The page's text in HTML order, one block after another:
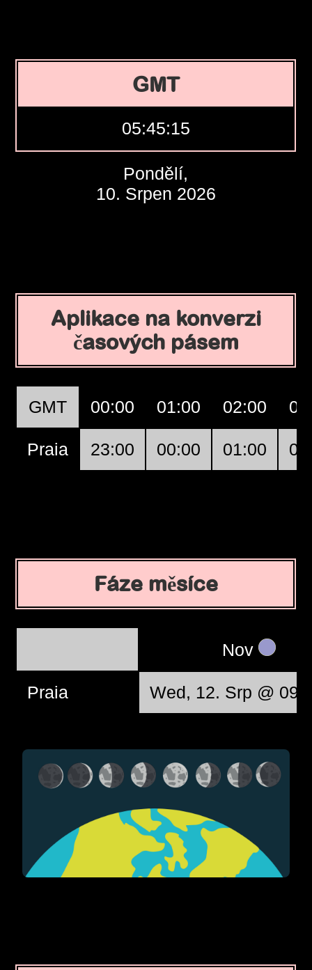
GMT
05:45:16
Pondělí,
10. Srpen 2026
Aplikace na konverzi
časových pásem
GMT 00:00 01:00 02:00
Praia 23:00 00:00 01:00
Fáze měsíce
Nov
Praia Wed, 12. Srp @